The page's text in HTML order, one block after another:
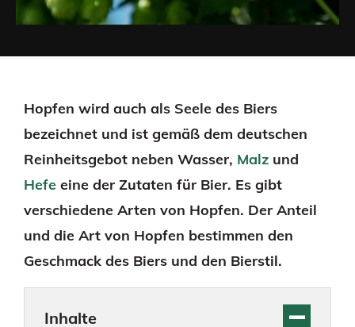
Hopfen wird auch als Seele des Biers
bezeichnet und ist gemäß dem deutschen
Reinheitsgebot neben Wasser, Malz und
Hefe eine der Zutaten für Bier. Es gibt
verschiedene Arten von Hopfen. Der Anteil
und die Art von Hopfen bestimmen den
Geschmack des Biers und den Bierstil.
Inhalte